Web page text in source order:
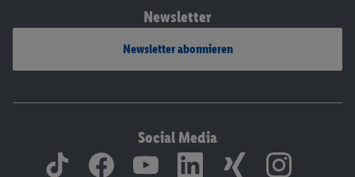
Newsletter
Newsletter abonnieren
Social Media